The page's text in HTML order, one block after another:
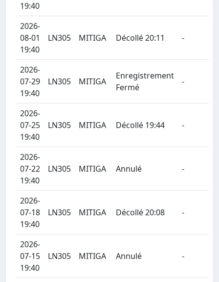
19:40
2026-
08-01
19:40
LN305 MITIGA Décollé 20:11 -
2026-
07-29
19:40
LN305 MITIGA
Enregistrement
Fermé
-
2026-
07-25
19:40
LN305 MITIGA Décollé 19:44 -
2026-
07-22
19:40
LN305 MITIGA Annulé -
2026-
07-18
19:40
LN305 MITIGA Décollé 20:08 -
2026-
07-15
19:40
LN305 MITIGA Annulé -